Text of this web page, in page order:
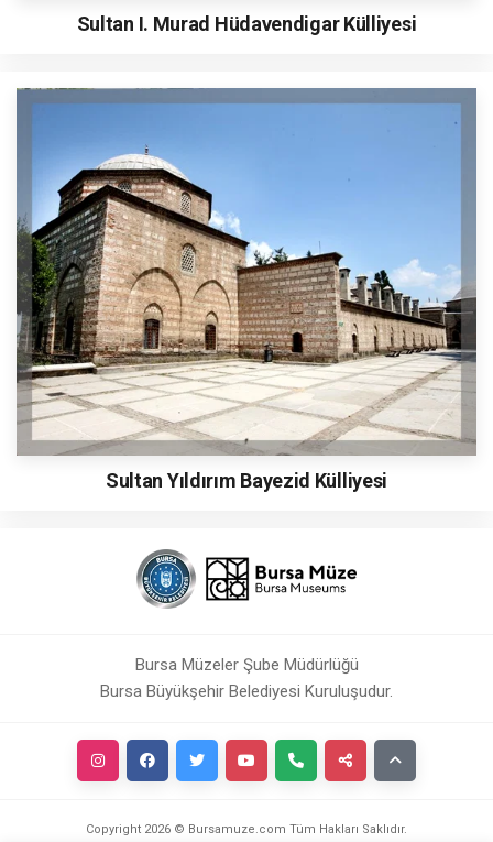
Sultan I. Murad Hüdavendigar Külliyesi
Sultan Yıldırım Bayezid Külliyesi
Bursa Müzeler Şube Müdürlüğü
Bursa Büyükşehir Belediyesi Kuruluşudur.
Copyright 2026 © Bursamuze.com Tüm Hakları Saklıdır.